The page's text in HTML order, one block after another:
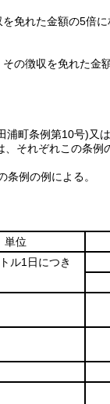
免れた金額の5倍
の徴収を免れた金
浦町条例第10号)又は
それぞれこの条
例の例による。
単位
ル1日につき